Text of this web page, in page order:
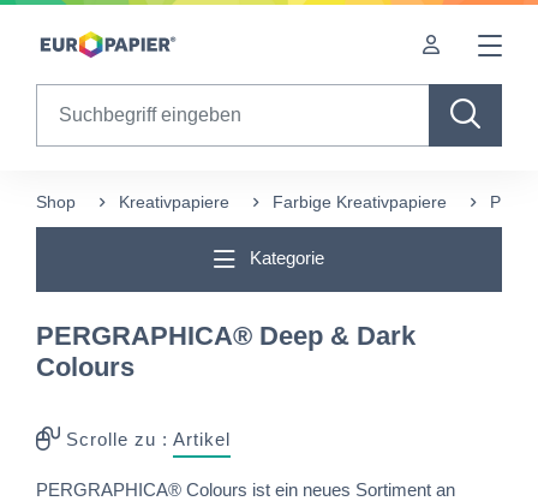
Table Of Content
Diese Produkte könnten Sie auch interessieren
Shop Kreativpapiere Farbige Kreativpapiere
Kategorie
PERGRAPHICA® Deep & Dark
Colours
Scrolle zu : Artikel
PERGRAPHICA® Colours ist ein neues Sortiment an